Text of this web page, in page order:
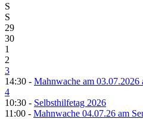
S
S
29
30
1
2
3
14:30 - Mahnwache am 03.07.2026
4
10:30 - Selbsthilfetag 2026
11:00 - Mahnwache 04.07.26 am